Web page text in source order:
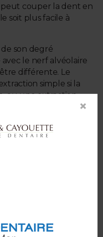
couper la dent en
soit plus facile à
de son degré
avec le nerf alvéolaire
différente. Le
simple si la
ou une extraction
ou semi-incluse. Lors
chirurgien vient
la mâchoire afin de
avec des points
de
retirées, vous ne
×